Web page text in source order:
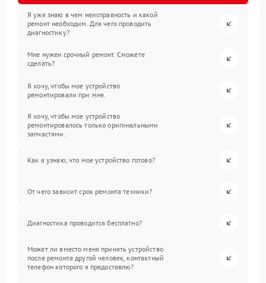
Я уже знаю в чем неисправность и какой
ремонт необходим. Для чего проводить
диагностику?
Мне нужен срочный ремонт. Сможете
сделать?
Я хочу, чтобы мое устройство
ремонтировали при мне.
Я хочу, чтобы мое устройство
ремонтировалось только оригинальными
запчастями.
Как я узнаю, что мое устройство готово?
От чего зависит срок ремонта техники?
Диагностика проводится бесплатно?
Может ли вместо меня принять устройство
после ремонта другой человек, контактный
телефон которого я предоставлю?